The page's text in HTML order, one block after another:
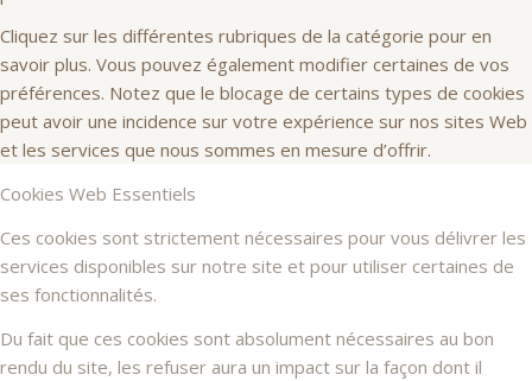
Cliquez sur les différentes rubriques de la catégorie pour en
savoir plus. Vous pouvez également modifier certaines de vos
préférences. Notez que le blocage de certains types de cookies
peut avoir une incidence sur votre expérience sur nos sites Web
et les services que nous sommes en mesure d’offrir.
Cookies Web Essentiels
Ces cookies sont strictement nécessaires pour vous délivrer les
services disponibles sur notre site et pour utiliser certaines de
ses fonctionnalités.
Du fait que ces cookies sont absolument nécessaires au bon
rendu du site, les refuser aura un impact sur la façon dont il